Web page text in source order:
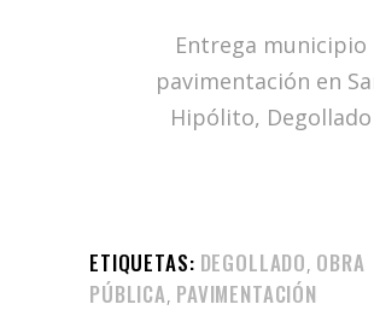
Entrega municipio
pavimentación en
Hipólito, Degollado
ETIQUETAS: DEGOLLADO, OBRA
PÚBLICA, PAVIMENTACIÓN